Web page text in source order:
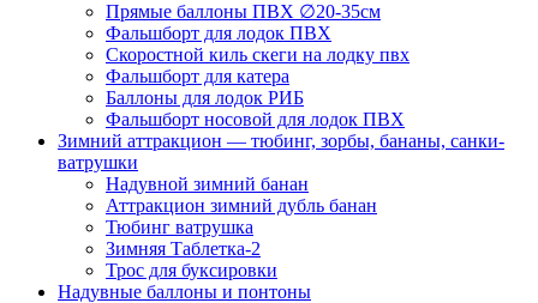
Прямые баллоны ПВХ ∅20-35см
Фальшборт для лодок ПВХ
Скоростной киль скеги на лодку пвх
Фальшборт для катера
Баллоны для лодок РИБ
Фальшборт носовой для лодок ПВХ
Зимний аттракцион — тюбинг, зорбы, бананы, санки-
ватрушки
Надувной зимний банан
Аттракцион зимний дубль банан
Тюбинг ватрушка
Зимняя Таблетка-2
Трос для буксировки
Надувные баллоны и понтоны